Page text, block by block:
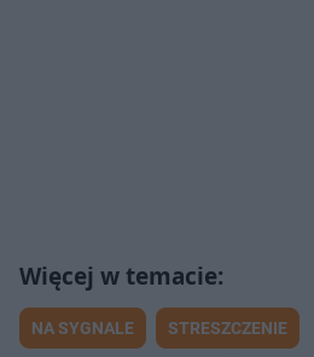
NA SYGNALE STRESZCZENIE